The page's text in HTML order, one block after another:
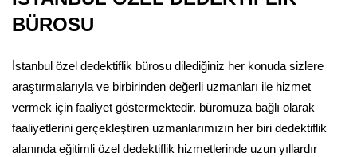
BÜROSU
İstanbul özel dedektiflik bürosu dilediğiniz her konuda sizlere
araştırmalarıyla ve birbirinden değerli uzmanları ile hizmet
vermek için faaliyet göstermektedir. büromuza bağlı olarak
faaliyetlerini gerçekleştiren uzmanlarımızın her biri dedektiflik
alanında eğitimli özel dedektiflik hizmetlerinde uzun yıllardır